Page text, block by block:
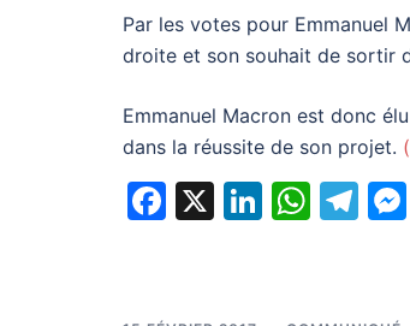
Par les votes pour Emmanuel
droite et son souhait de sortir
Emmanuel Macron est donc
dans la réussite de son projet.
Facebook
X LinkedIn